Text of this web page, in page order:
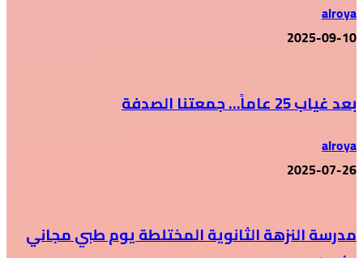
alroya
2025-09-10
بعد غياب 25 عاماً… جمعتنا الصدفة
alroya
2025-07-26
مدرسة النزهة الثانوية المختلطة يوم طبي مجاني